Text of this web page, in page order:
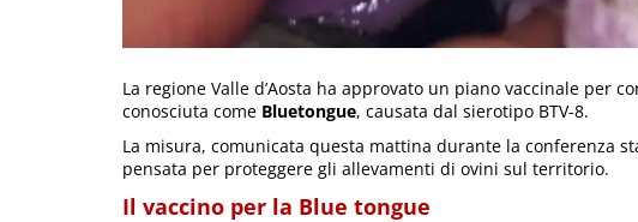
La regione Valle d’Aosta ha approvato un piano vaccinale per
conosciuta come Bluetongue, causata dal sierotipo BTV-8.
La misura, comunicata questa mattina durante la conferenza
pensata per proteggere gli allevamenti di ovini sul territorio.
Il vaccino per la Blue tongue